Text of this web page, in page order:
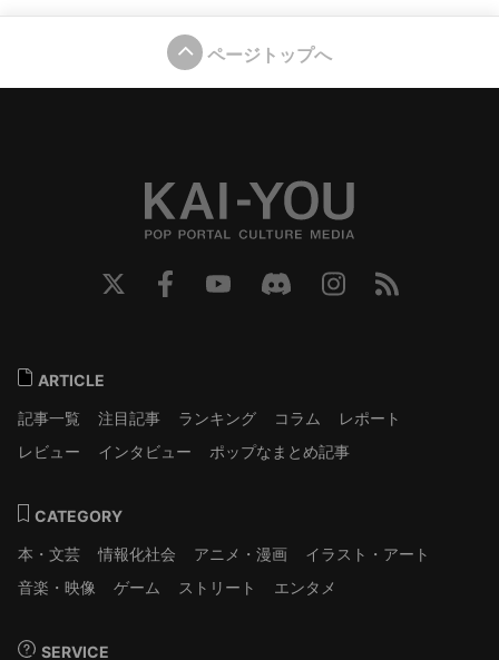
ページトップへ
ARTICLE
記事一覧
注目記事 ランキング コラム
レポート
レビュー
インタビュー ポップなまとめ記事
CATEGORY
本・文芸
情報化社会 アニメ・漫画
イラスト・アート
音楽・映像
ゲーム ストリート エンタメ
SERVICE